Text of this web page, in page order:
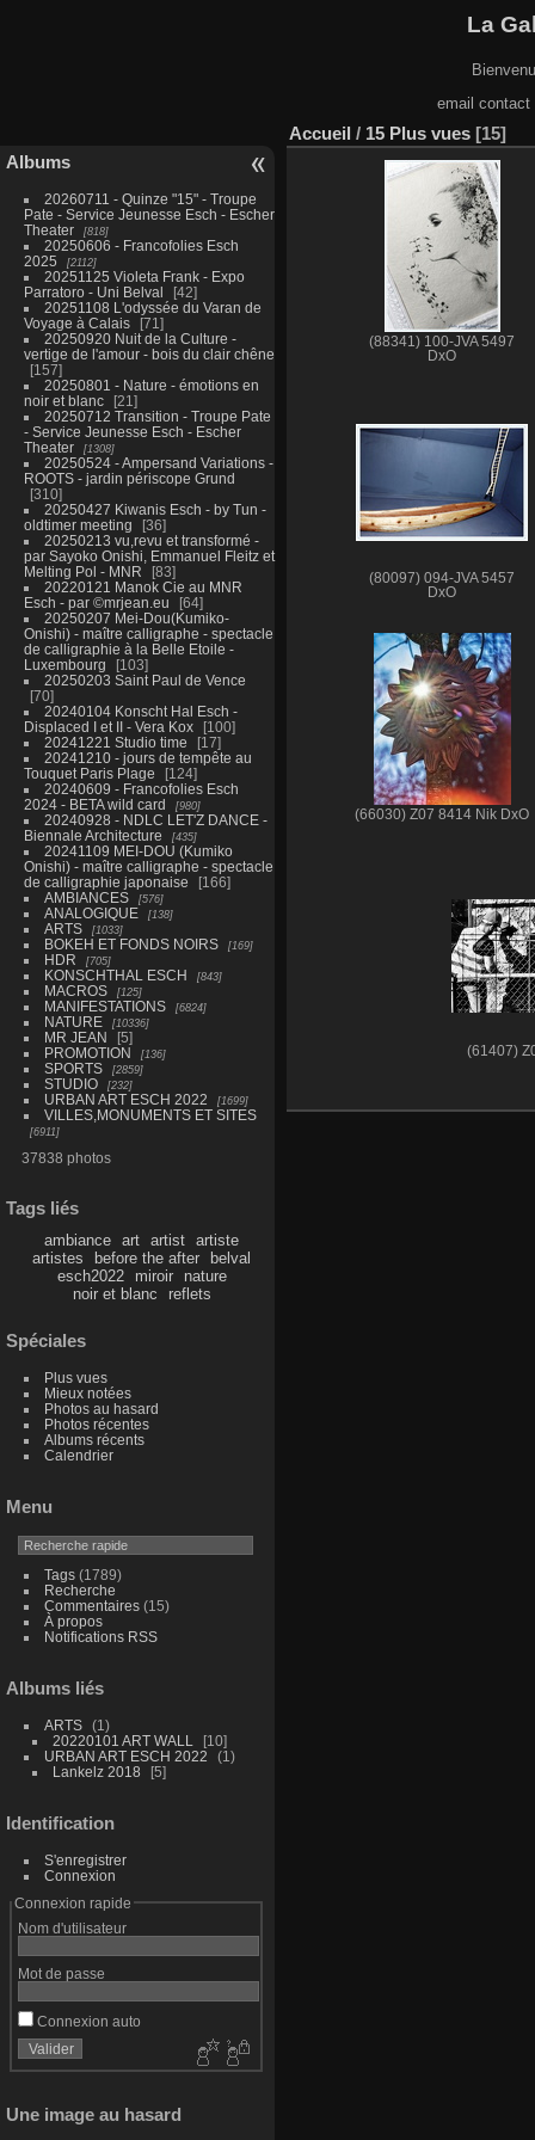
La
email
Albums
20260711 - Quinze "15" - Troupe
Pate - Service Jeunesse Esch - Escher
Theater
818
20250606 - Francofolies Esch
2025
2112
20251125 Violeta Frank - Expo
Parratoro - Uni Belval
42
20251108 L'odyssée du Varan de
Voyage à Calais
71
20250920 Nuit de la Culture -
vertige de l'amour - bois du clair chêne
157
20250801 - Nature - émotions en
noir et blanc
21
20250712 Transition - Troupe Pate
- Service Jeunesse Esch - Escher
Theater
1308
20250524 - Ampersand Variations -
ROOTS - jardin périscope Grund
310
20250427 Kiwanis Esch - by Tun -
oldtimer meeting
36
20250213 vu,revu et transformé -
par Sayoko Onishi, Emmanuel Fleitz et
Melting Pol - MNR
83
20220121 Manok Cie au MNR
Esch - par ©mrjean.eu
64
20250207 Mei-Dou(Kumiko-
Onishi) - maître calligraphe - spectacle
de calligraphie à la Belle Etoile -
Luxembourg
103
20250203 Saint Paul de Vence
70
20240104 Konscht Hal Esch -
Displaced I et II - Vera Kox
100
20241221 Studio time
17
20241210 - jours de tempête au
Touquet Paris Plage
124
20240609 - Francofolies Esch
2024 - BETA wild card
980
20240928 - NDLC LET'Z DANCE -
Biennale Architecture
435
20241109 MEI-DOU (Kumiko
Onishi) - maître calligraphe - spectacle
de calligraphie japonaise
166
AMBIANCES
576
ANALOGIQUE 138
ARTS 1033
BOKEH ET FONDS NOIRS 169
HDR 705
KONSCHTHAL ESCH 843
MACROS 125
MANIFESTATIONS 6824
NATURE 10336
MR JEAN
5
PROMOTION
136
SPORTS 2859
STUDIO 232
URBAN ART ESCH 2022 1699
VILLES,MONUMENTS ET SITES
6911
37838 photos
Tags liés
ambiance art artist
artiste
artistes
before the after
belval
esch2022
miroir
nature
noir et blanc
reflets
Spéciales
Plus vues
Mieux notées
Photos au hasard
Photos récentes
Albums récents
Calendrier
Menu
Tags(1789)
Recherche
Commentaires(15)
À propos
Notifications RSS
Albums liés
ARTS
1
20220101 ART WALL
10
URBAN ART ESCH 2022
1
Lankelz 2018
5
Identification
S'enregistrer
Connexion
Connexion rapide
Nom d'utilisateur
Mot de passe
Connexion auto
Une image au hasard
Accueil / 15 Plus vues 15
(88341) 100-JVA 5497
DxO
(80097) 094-JVA 5457
DxO
(66030) Z07 8414 Nik DxO
(61407)